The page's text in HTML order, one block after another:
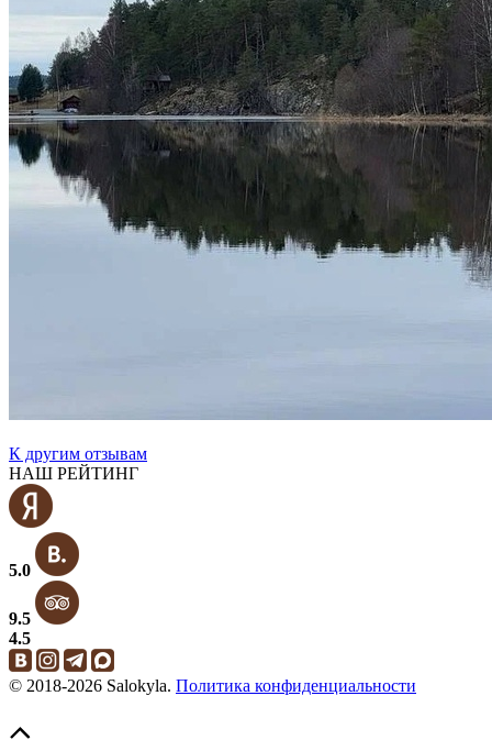
К другим отзывам
НАШ РЕЙТИНГ
5.0
9.5
4.5
© 2018-2026 Salokyla. Политика конфиденциальности